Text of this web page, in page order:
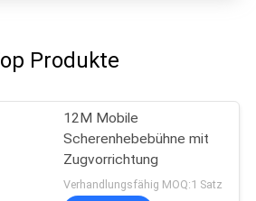
Produkte
12M Mobile
Scherenhebebühne mit
Zugvorrichtung
Verhandlungsfähig MOQ:1 Satz